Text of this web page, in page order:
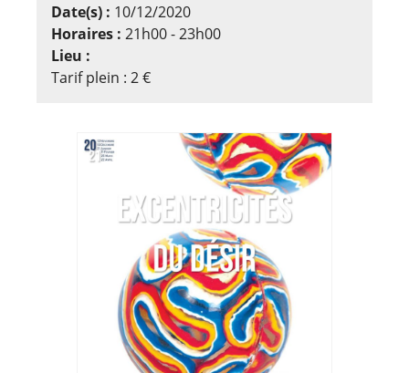
Date(s) : 10/12/2020
Horaires : 21h00 - 23h00
Lieu :
Tarif plein : 2 €